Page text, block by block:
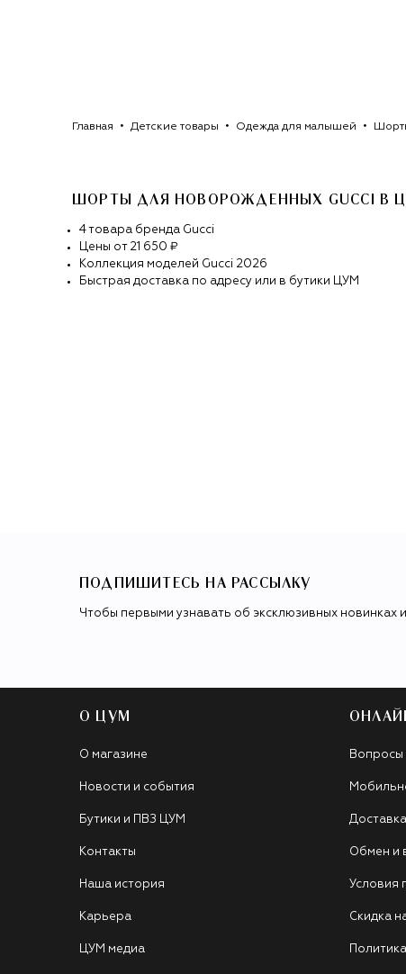
Главная Детские товары Одежда для малышей
ШОРТЫ ДЛЯ НОВОРОЖДЕННЫХ GUCCI В
4товара бренда Gucci
Цены от 21 650 ₽
Коллекция моделей Gucci 2026
Быстрая доставка по адресу или в бутики ЦУМ
ПОДПИШИТЕСЬ НА РАССЫЛКУ
Чтобы первыми узнавать об эксклюзивных новинках
О ЦУМ
О магазине
Новости и события
Бутики и ПВЗ ЦУМ
Контакты
Наша история
Карьера
ЦУМ медиа
Вопросы
Доставка
Обмен и
Условия
Скидка